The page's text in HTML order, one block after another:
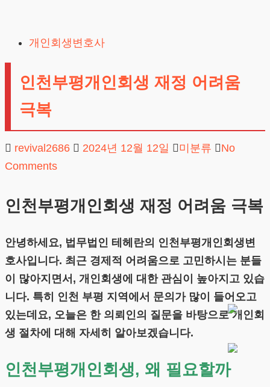
content
개인회생변호사
인천부평개인회생 재정 어려움
극복
revival2686 2024년 12월 12일 미분류
No
Comments
인천부평개인회생 재정 어려움 극복
안녕하세요, 법무법인 테헤란의 인천부평개인회생변
호사입니다. 최근 경제적 어려움으로 고민하시는 분들
이 많아지면서, 개인회생에 대한 관심이 높아지고 있습
니다. 특히 인천 부평 지역에서 문의가 많이 들어오고
있는데요, 오늘은 한 의뢰인의 질문을 바탕으로 개인회
생 절차에 대해 자세히 알아보겠습니다.
인천부평개인회생, 왜 필요할까